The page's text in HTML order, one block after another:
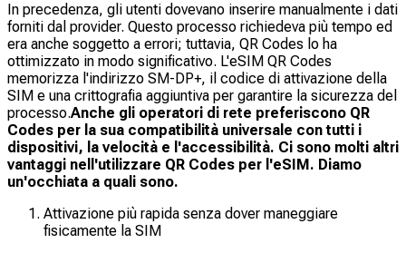
In precedenza, gli utenti dovevano inserire manualmente i dati
forniti dal provider. Questo processo richiedeva più tempo ed
era anche soggetto a errori; tuttavia, QR Codes lo ha
ottimizzato in modo significativo. L'eSIM QR Codes
memorizza l'indirizzo SM-DP+, il codice di attivazione della
SIM e una crittografia aggiuntiva per garantire la sicurezza del
processo.Anche gli operatori di rete preferiscono QR
Codes per la sua compatibilità universale con tutti i
dispositivi, la velocità e l'accessibilità. Ci sono molti altri
vantaggi nell'utilizzare QR Codes per l'eSIM. Diamo
un'occhiata a quali sono.
Attivazione più rapida senza dover maneggiare
fisicamente la SIM